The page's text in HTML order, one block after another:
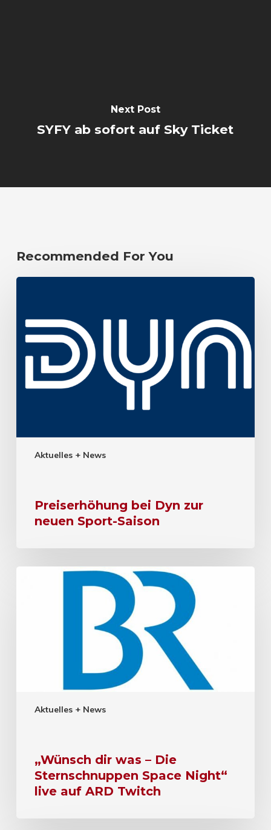
Next Post
SYFY ab sofort auf Sky Ticket
Recommended For You
Aktuelles + News
Preiserhöhung bei Dyn zur
neuen Sport-Saison
Aktuelles + News
„Wünsch dir was – Die
Sternschnuppen Space Night“
live auf ARD Twitch